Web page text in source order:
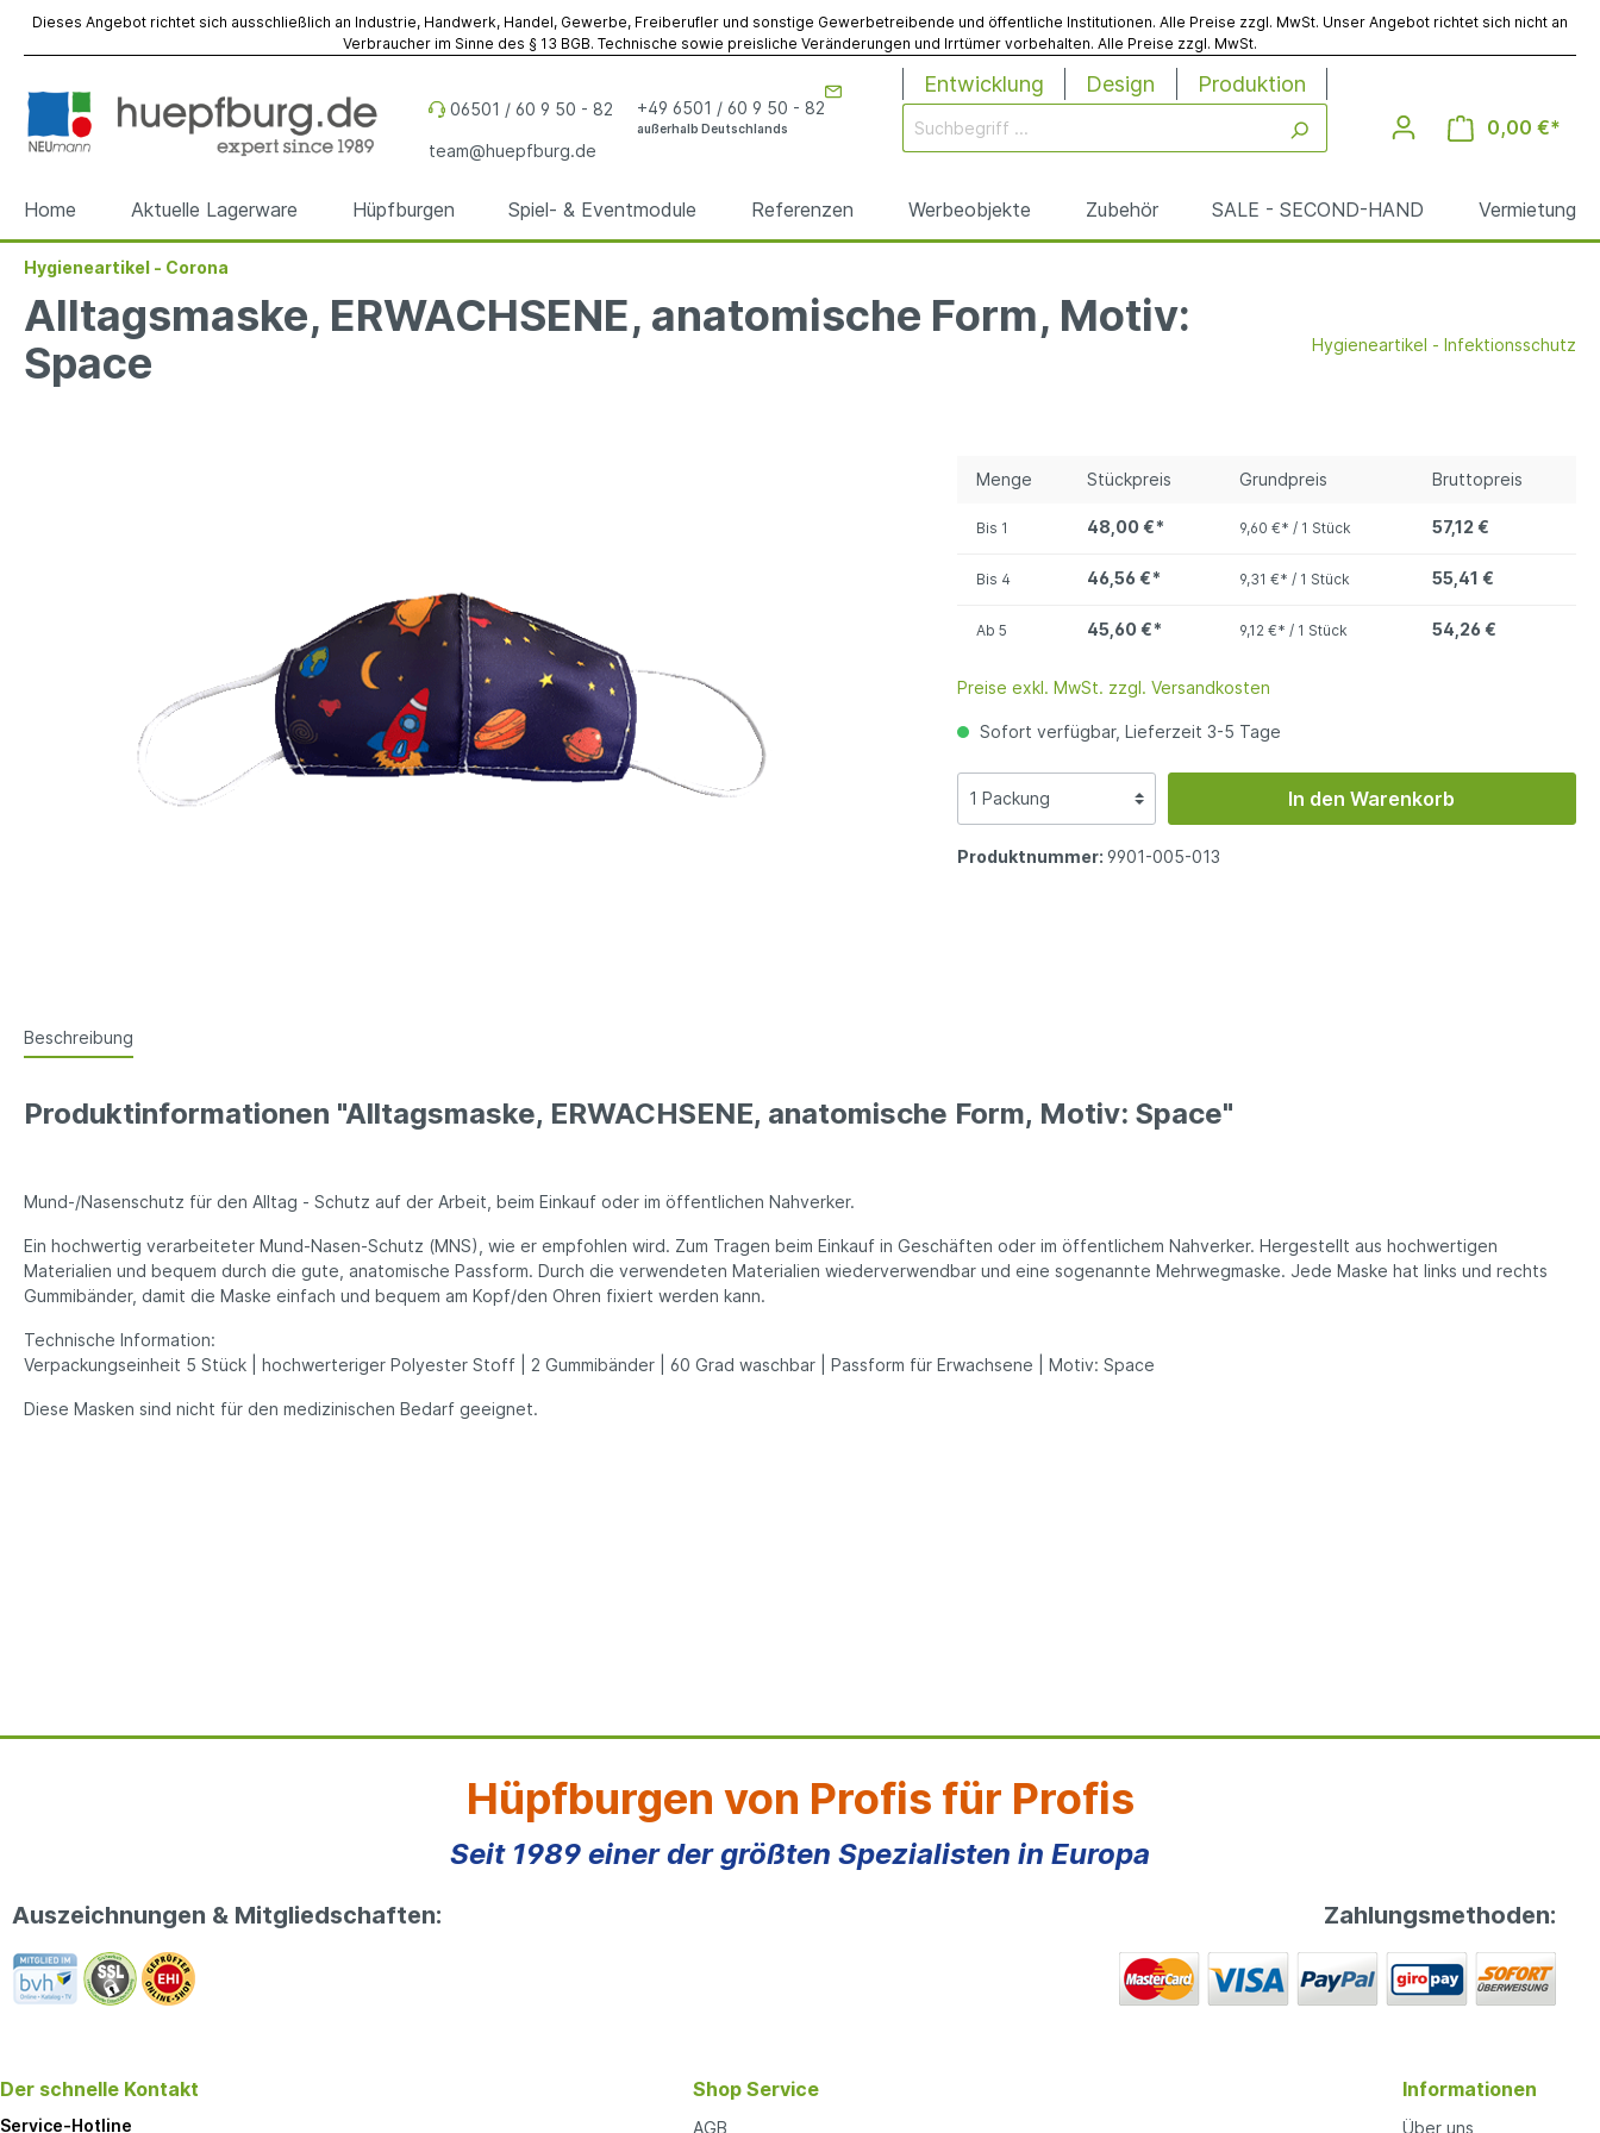
Dieses Angebot richtet sich ausschließlich an Industrie, Handwerk, Handel, Gewerbe, Freiberufler und sonstige Gewerbetreibende und öffentliche Institutionen. Alle Preise zzgl. MwSt. Unser Angebot richtet sich nicht an
Verbraucher im Sinne des § 13 BGB. Technische sowie preisliche Veränderungen und Irrtümer vorbehalten. Alle Preise zzgl. MwSt.
06501 / 60 9 50 - 82 +49 6501 / 60 9 50 - 82
außerhalb Deutschlands
team@huepfburg.de
Entwicklung Design Produktion
0,00 €*
Home Aktuelle Lagerware Hüpfburgen Spiel- & Eventmodule Referenzen Werbeobjekte Zubehör SALE - SECOND-HAND Vermietung
Hüpfburgen
Spiel- & Eventmodule
Hüpfburgen
Sky Dancer Werbesäulen
Befestigung Reinigung
Hüpfburgen
Hygieneartikel - Corona
Alltagsmaske, ERWACHSENE, anatomische Form, Motiv:
Space
Hygieneartikel - Infektionsschutz
Menge Stückpreis Grundpreis Bruttopreis
Bis 1 48,00 €* 9,60 €* / 1 Stück 57,12 €
Bis 4 46,56 €* 9,31 €* / 1 Stück 55,41 €
Ab 5 45,60 €* 9,12 €* / 1 Stück 54,26 €
Preise exkl. MwSt. zzgl. Versandkosten
Sofort verfügbar, Lieferzeit 3-5 Tage
In den Warenkorb
Produktnummer: 9901-005-013
Beschreibung
Produktinformationen "Alltagsmaske, ERWACHSENE, anatomische Form, Motiv: Space"
Mund-/Nasenschutz für den Alltag - Schutz auf der Arbeit, beim Einkauf oder im öffentlichen Nahverker.
Ein hochwertig verarbeiteter Mund-Nasen-Schutz (MNS), wie er empfohlen wird. Zum Tragen beim Einkauf in Geschäften oder im öffentlichem Nahverker. Hergestellt aus hochwertigen
Materialien und bequem durch die gute, anatomische Passform. Durch die verwendeten Materialien wiederverwendbar und eine sogenannte Mehrwegmaske. Jede Maske hat links und rechts
Gummibänder, damit die Maske einfach und bequem am Kopf/den Ohren fixiert werden kann.
Technische Information:
Verpackungseinheit 5 Stück | hochwerteriger Polyester Stoff | 2 Gummibänder | 60 Grad waschbar | Passform für Erwachsene | Motiv: Space
Diese Masken sind nicht für den medizinischen Bedarf geeignet.
Hüpfburgen von Profis für Profis
Seit 1989 einer der größten Spezialisten in Europa
Auszeichnungen & Mitgliedschaften: Zahlungsmethoden:
Der schnelle Kontakt
Service-Hotline
Shop Service
AGB
Informationen
Über uns